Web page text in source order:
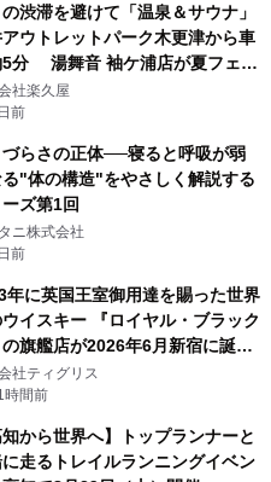
渋滞を避けて「温泉＆サウナ」
ウトレットパーク木更津から車
5分 湯舞音 袖ケ浦店が夏フェア
ーを提供
社楽久屋
前
らさの正体──寝ると呼吸が弱
る"体の構造"をやさしく解説する
ズ第1回
ニ株式会社
前
年に英国王室御用達を賜った世界
イスキー 『ロイヤル・ブラック
の旗艦店が2026年6月新宿に誕
カルディ ジャパンと連携した
バー「BAR Arca」
社ティグリス
時間前
知から世界へ】トップランナーと
走るトレイルランニングイベン